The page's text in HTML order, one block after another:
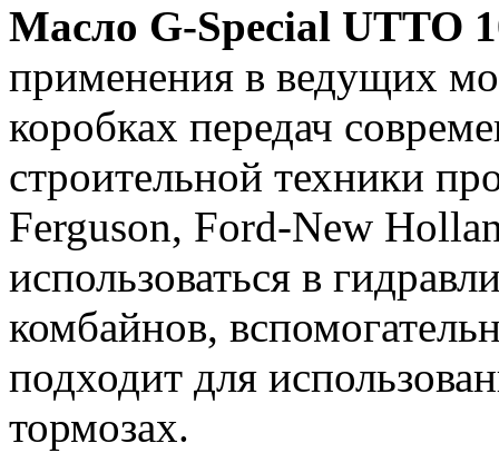
Масло G-Special UTTO
применения в ведущих
коробках передач
строительной техники
Ferguson, Ford-New
использоваться в
комбайнов,
подходит для
тормозах.